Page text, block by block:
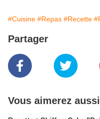
#Cuisine #Repas #Recette
Partager
Vous aimerez aussi